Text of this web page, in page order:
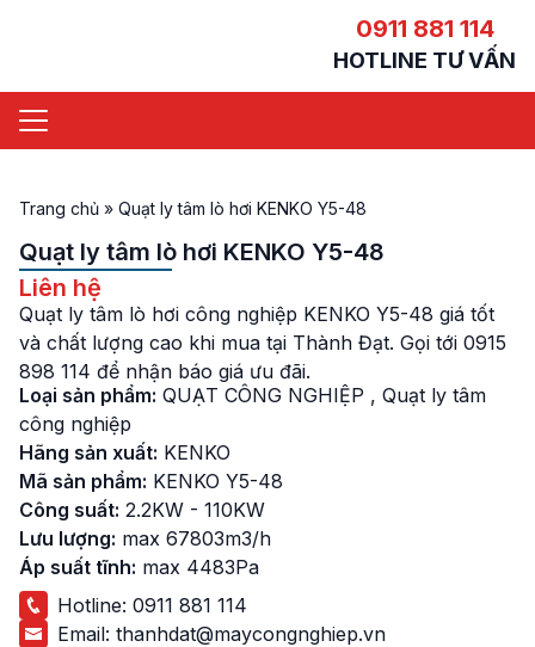
0911 881 114
HOTLINE TƯ VẤN
Trang chủ » Quạt ly tâm lò hơi KENKO Y5-48
Quạt ly tâm lò hơi KENKO Y5-48
Liên hệ
Quạt ly tâm lò hơi công nghiệp KENKO Y5-48 giá tốt
và chất lượng cao khi mua tại Thành Đạt. Gọi tới 0915
898 114 để nhận báo giá ưu đãi.
Loại sản phẩm: QUẠT CÔNG NGHIỆP , Quạt ly tâm
công nghiệp
Hãng sản xuất: KENKO
Mã sản phẩm: KENKO Y5-48
Công suất: 2.2KW - 110KW
Lưu lượng: max 67803m3/h
Áp suất tĩnh: max 4483Pa
Hotline: 0911 881 114
Email: thanhdat@maycongnghiep.vn